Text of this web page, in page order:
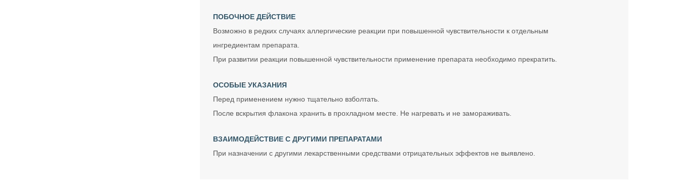
ПОБОЧНОЕ ДЕЙСТВИЕ
Возможно в редких случаях аллергические реакции при повышенной чувствительности к отдельным
ингредиентам препарата.
При развитии реакции повышенной чувствительности применение препарата необходимо прекратить.
ОСОБЫЕ УКАЗАНИЯ
Перед применением нужно тщательно взболтать.
После вскрытия флакона хранить в прохладном месте. Не нагревать и не замораживать.
ВЗАИМОДЕЙСТВИЕ С ДРУГИМИ ПРЕПАРАТАМИ
При назначении с другими лекарственными средствами отрицательных эффектов не выявлено.